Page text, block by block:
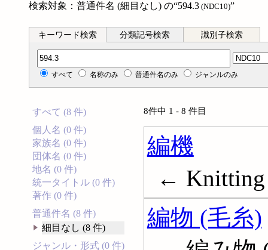
検索対象：普通件名 (細目なし) の“594.3 (NDC10)”
キーワード検索 分類記号検索 識別子検索
分類記号検索
すべて 名称のみ 普通件名のみ ジャンルのみ
すべて (8 件)
個人名 (0 件)
家族名 (0 件)
団体名 (0 件)
地名 (0 件)
統一タイトル (0 件)
著作 (0 件)
普通件名 (8 件)
細目なし (8 件)
ジャンル・形式 (0 件)
8件中 1 - 8 件目
編機
← Knitting
編物 (毛糸)